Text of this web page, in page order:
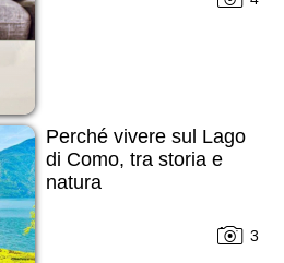
Perché vivere sul Lago
di Como, tra storia e
natura
3